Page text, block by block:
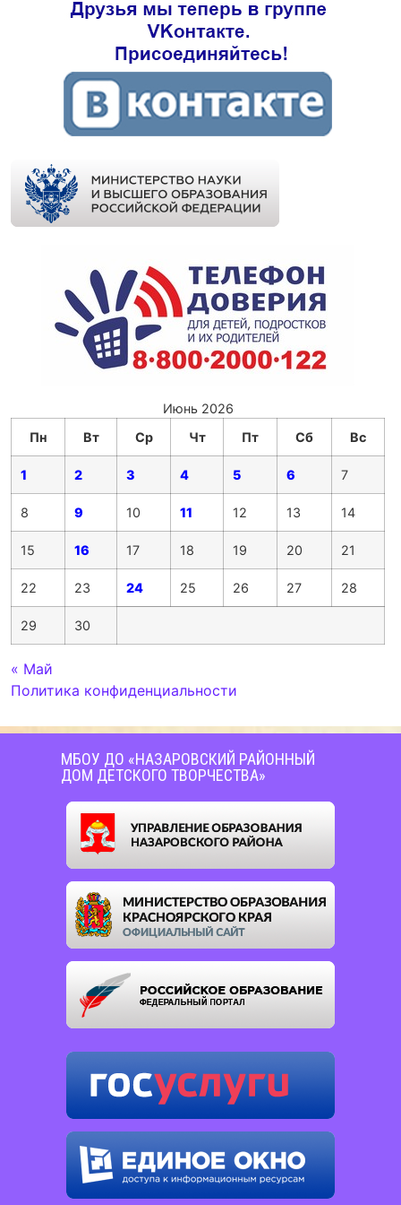
Июнь 2026
Пн
Вт Ср Чт Пт Сб Вс
1 2 3 4 5 6 7
8 9 10 11 12 13 14
15 16 17 18 19 20 21
22 23 24 25 26 27 28
29 30
« Май
Политика конфиденциальности
МБОУ ДО «НАЗАРОВСКИЙ РАЙОННЫЙ
ДОМ ДЕТСКОГО ТВОРЧЕСТВА»